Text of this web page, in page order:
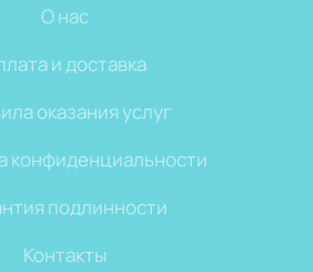
О нас
и доставка
оказания услуг
конфиденциальности
подлинности
Контакты